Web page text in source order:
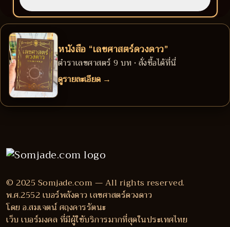
หนังสือ “เลขศาสตร์ดวงดาว”
ตำราเลขศาสตร์ 9 บท • สั่งซื้อได้ที่นี่
ดูรายละเอียด →
© 2025 Somjade.com — All rights reserved.
พ.ศ.2552 เบอร์พลังดาว เลขศาสตร์ดวงดาว
โดย อ.สมเจตน์ ศฤงคารรัตนะ
เว็บ เบอร์มงคล ที่มีผู้ใช้บริการมากที่สุดในประเทศไทย